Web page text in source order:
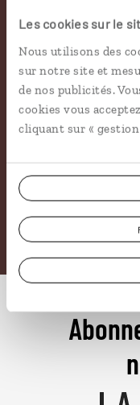
Les cookies sur le
Nous utilisons des
sur notre site et
de nos publicités.
cookies vous
cliquant sur « gestion
bonnes